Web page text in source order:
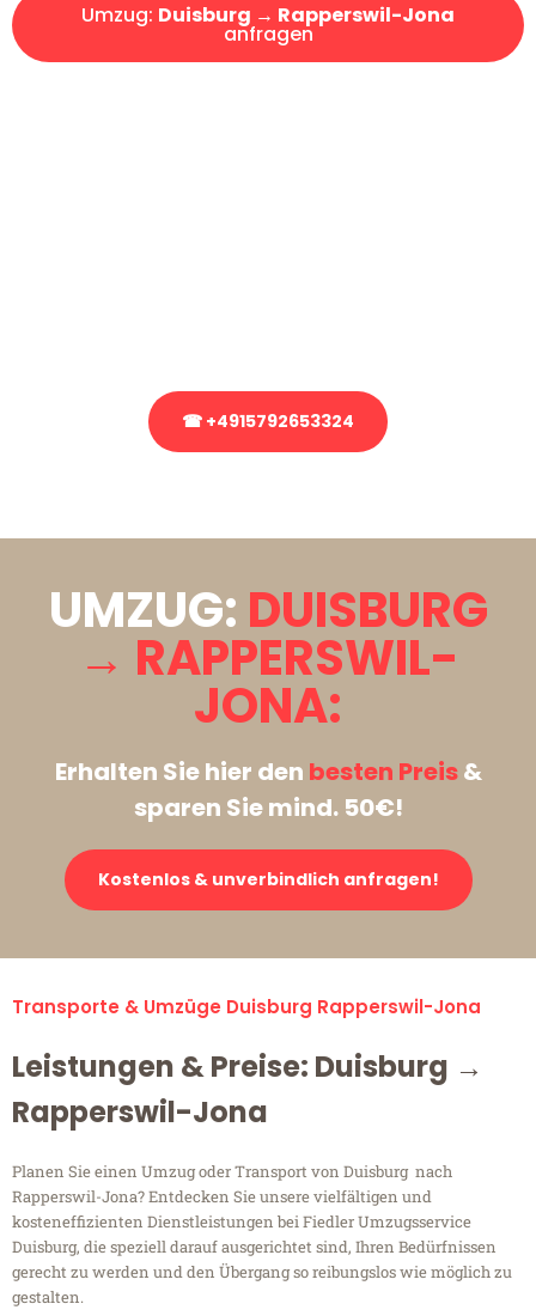
Umzug: Duisburg → Rapperswil-Jona
anfragen
☎ +4915792653324
UMZUG: DUISBURG
→ RAPPERSWIL-
JONA:
Erhalten Sie hier den besten Preis&
sparen Sie mind. 50€!
Kostenlos & unverbindlich anfragen!
Transporte & Umzüge Duisburg Rapperswil-Jona
Leistungen & Preise: Duisburg →
Rapperswil-Jona
Planen Sie einen Umzug oder Transport von Duisburg nach
Rapperswil-Jona? Entdecken Sie unsere vielfältigen und
kosteneffizienten Dienstleistungen bei Fiedler Umzugsservice
Duisburg, die speziell darauf ausgerichtet sind, Ihren Bedürfnissen
gerecht zu werden und den Übergang so reibungslos wie möglich zu
gestalten.